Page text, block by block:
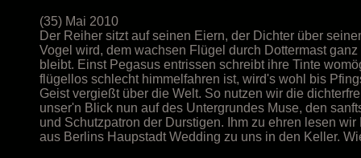
(35) Mai 2010
Der Reiher sitzt auf seinen Eiern, der Dichter über
Vogel wird, dem wachsen Flügel durch Dottermast
bleibt. Einst Pegasus entrissen schreibt ihre Tinte
flügellos schlecht himmelfahren ist, wird's wohl bis
Geist vergießt über die Welt. So nutzen wir die
unser'n Blick nun auf des Untergrundes Muse, den
und Schutzpatron der Durstigen. Ihm zu ehren lesen
aus Berlins Haupstadt Wedding zu uns in den Keller.